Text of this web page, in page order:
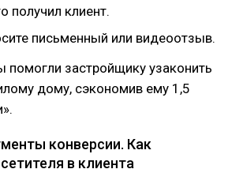
получил клиент.
письменный или видеоотзыв.
помогли застройщику узаконить
дому, сэкономив ему 1,5
конверсии. Как
в клиента